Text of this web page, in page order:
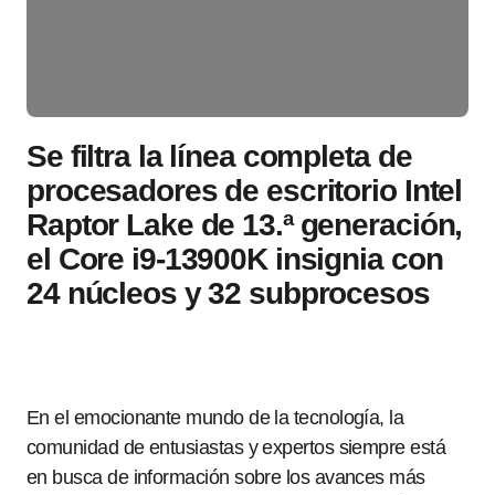
Se filtra la línea completa de
procesadores de escritorio Intel
Raptor Lake de 13.ª generación,
el Core i9-13900K insignia con
24 núcleos y 32 subprocesos
En el emocionante mundo de la tecnología, la
comunidad de entusiastas y expertos siempre está
en busca de información sobre los avances más